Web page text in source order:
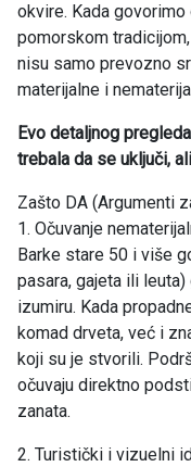
okvire. Kada
pomorskom
nisu samo prevozno
materijalne i
Evo detaljnog
trebala da se uključi,
Zašto DA (Argumenti
1. Očuvanje
Barke stare 50 i više
pasara, gajeta ili
izumiru. Kada
komad drveta, već i
koji su je stvorili.
očuvaju direktno
zanata.
2. Turistički i vizuelni